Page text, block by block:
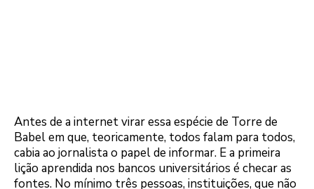
Antes de a internet virar essa espécie de Torre de
Babel em que, teoricamente, todos falam para todos,
cabia ao jornalista o papel de informar. E a primeira
lição aprendida nos bancos universitários é checar as
fontes. No mínimo três pessoas, instituições, que não